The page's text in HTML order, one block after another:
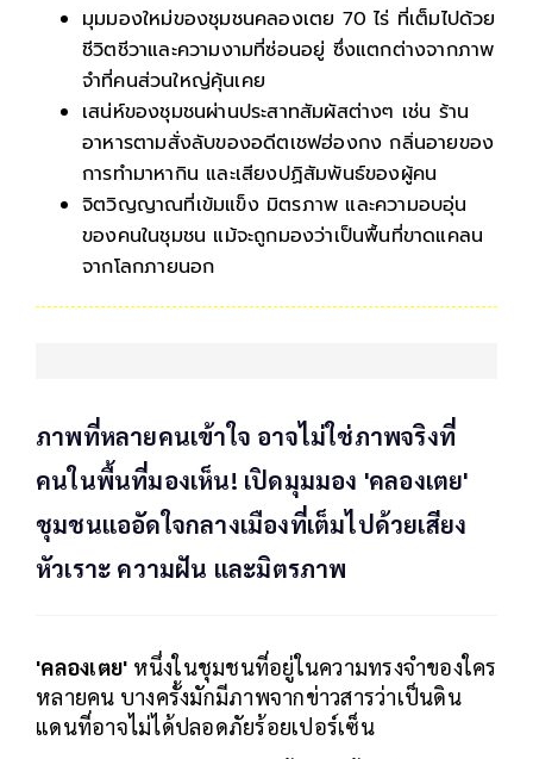
มุมมองใหม่ของชุมชนคลองเตย 70 ไร่ ที่เต็มไปด้วย
ชีวิตชีวาและความงามที่ซ่อนอยู่ ซึ่งแตกต่างจากภาพ
จำที่คนส่วนใหญ่คุ้นเคย
เสน่ห์ของชุมชนผ่านประสาทสัมผัสต่างๆ เช่น ร้าน
อาหารตามสั่งลับของอดีตเชฟฮ่องกง กลิ่นอายของ
การทำมาหากิน และเสียงปฏิสัมพันธ์ของผู้คน
จิตวิญญาณที่เข้มแข็ง มิตรภาพ และความอบอุ่น
ของคนในชุมชน แม้จะถูกมองว่าเป็นพื้นที่ขาดแคลน
จากโลกภายนอก
ภาพที่หลายคนเข้าใจ อาจไม่ใช่ภาพจริงที่
คนในพื้นที่มองเห็น! เปิดมุมมอง 'คลองเตย'
ชุมชนแออัดใจกลางเมืองที่เต็มไปด้วยเสียง
หัวเราะ ความฝัน และมิตรภาพ
'คลองเตย' หนึ่งในชุมชนที่อยู่ในความทรงจำของใคร
หลายคน บางครั้งมักมีภาพจากข่าวสารว่าเป็นดิน
แดนที่อาจไม่ได้ปลอดภัยร้อยเปอร์เซ็น